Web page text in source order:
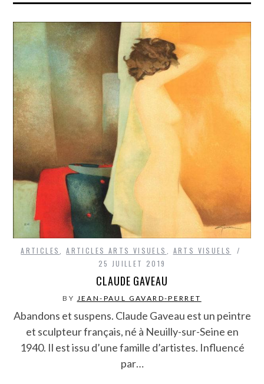
ARTICLES ,ARTICLES ARTS VISUELS
ARTS VISUELS
25 JUILLET 2019
CLAUDE GAVEAU
BY JEAN-PAUL GAVARD-PERRET
Abandons et suspens. Claude Gaveau est un peintre
et sculpteur français, né à Neuilly-sur-Seine en
1940. Il est issu d’une famille d’artistes. Influencé
par…